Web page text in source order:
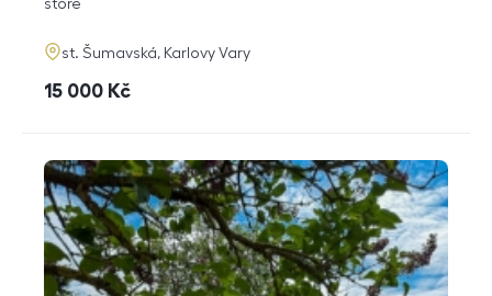
funkce
store
adresa
st. Šumavská, Karlovy Vary
cena
15 000 Kč